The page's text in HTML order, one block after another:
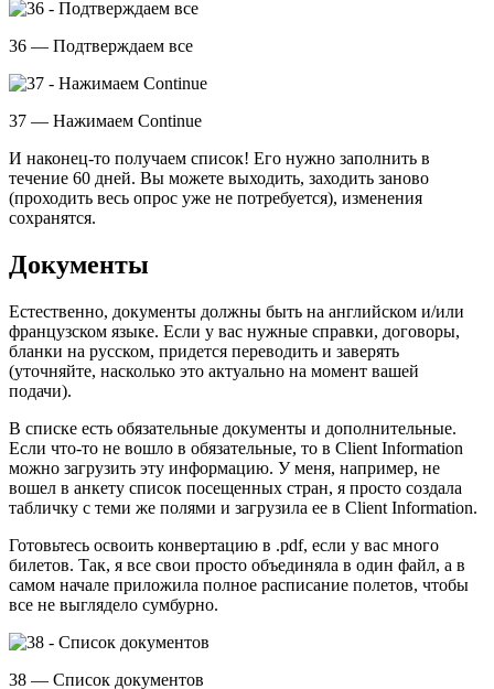
36 — Подтверждаем все
37 — Нажимаем Continue
И наконец-то получаем список! Его нужно заполнить в
течение 60 дней. Вы можете выходить, заходить заново
(проходить весь опрос уже не потребуется), изменения
сохранятся.
Документы
Естественно, документы должны быть на английском и/или
французском языке. Если у вас нужные справки, договоры,
бланки на русском, придется переводить и заверять
(уточняйте, насколько это актуально на момент вашей
подачи).
В списке есть обязательные документы и дополнительные.
Если что-то не вошло в обязательные, то в Client Information
можно загрузить эту информацию. У меня, например, не
вошел в анкету список посещенных стран, я просто создала
табличку с теми же полями и загрузила ее в Client Information.
Готовьтесь освоить конвертацию в .pdf, если у вас много
билетов. Так, я все свои просто объединяла в один файл, а в
самом начале приложила полное расписание полетов, чтобы
все не выглядело сумбурно.
38 — Список документов